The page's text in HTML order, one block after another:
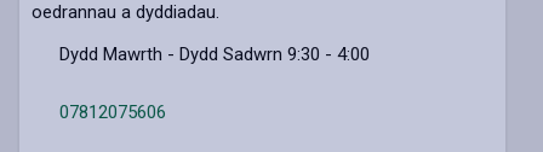
oedrannau a dyddiadau.
Dydd Mawrth - Dydd Sadwrn 9:30 - 4:00
07812075606